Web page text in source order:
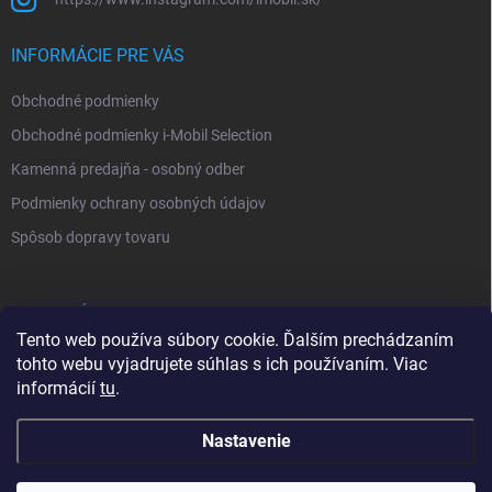
Tento web používa súbory cookie. Ďalším prechádzaním
tohto webu vyjadrujete súhlas s ich používaním. Viac
informácií tu.
Nastavenie
INFORMÁCIE PRE VÁS
Obchodné podmienky
Obchodné podmienky i-Mobil Selection
Kamenná predajňa - osobný odber
Podmienky ochrany osobných údajov
Spôsob dopravy tovaru